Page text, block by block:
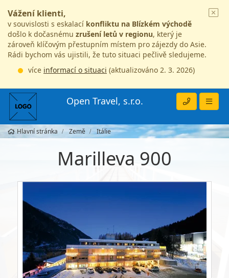
Vážení klienti,
v souvislosti s eskalací konfliktu na Blízkém východě
došlo k dočasnému zrušení letů v regionu, který je
zároveň klíčovým přestupním místem pro zájezdy do Asie.
Rádi bychom vás ujistili, že tuto situaci pečlivě sledujeme.
více informací o situaci (aktualizováno 2. 3. 2026)
Open Travel, s.r.o.
Hlavní stránka Země Itálie
Marilleva 900